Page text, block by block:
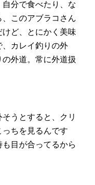
分で食べたり、な
このアブラコさん
ど、とにかく美味
、カレイ釣りの外
外道。常に外道扱
うとすると、クリ
ちを見るんです
目が合ってるから